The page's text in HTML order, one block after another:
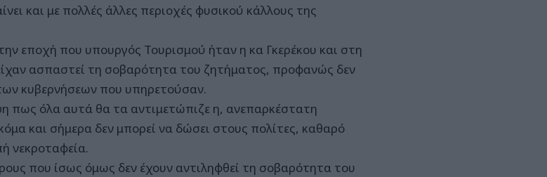
και με πολλές άλλες περιοχές φυσικού κάλλους της
εποχή που υπουργός Τουρισμού ήταν η κα Γκερέκου και στη
ασπαστεί τη σοβαρότητα του ζητήματος, προφανώς δεν
κυβερνήσεων που υπηρετούσαν.
πως όλα αυτά θα τα αντιμετώπιζε η, ανεπαρκέστατη
και σήμερα δεν μπορεί να δώσει στους πολίτες, καθαρό
νεκροταφεία.
που ίσως όμως δεν έχουν αντιληφθεί τη σοβαρότητα του